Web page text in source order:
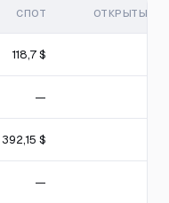
СПОТ ОТКРЫТЫЙ
118,7 $
—
392,15 $
—